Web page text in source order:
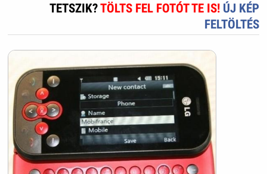
TETSZIK?TÖLTS FEL FOTÓT TE IS! ÚJ KÉP
FELTÖLTÉS